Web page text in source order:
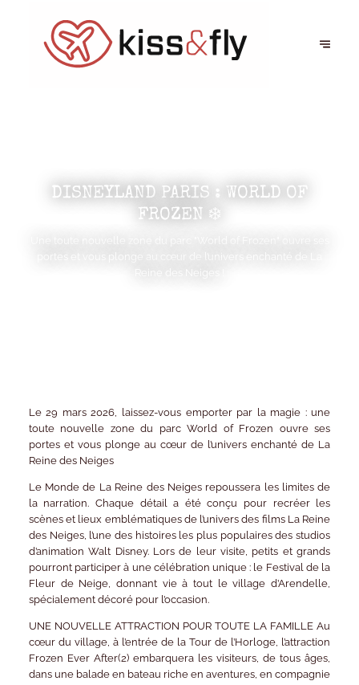
DISNEYLAND PARIS : WORLD OF
FROZEN ❄️
Le 29 mars 2026, laissez-vous emporter par la magie : une
toute nouvelle zone du parc World of Frozen ouvre ses
portes et vous plonge au cœur de l’univers enchanté de La
Reine des Neiges
Le Monde de La Reine des Neiges repoussera les limites de
la narration. Chaque détail a été conçu pour recréer les
scènes et lieux emblématiques de l’univers des films La Reine
des Neiges, l’une des histoires les plus populaires des studios
d’animation Walt Disney. Lors de leur visite, petits et grands
pourront participer à une célébration unique : le Festival de la
Fleur de Neige, donnant vie à tout le village d’Arendelle,
spécialement décoré pour l’occasion.
UNE NOUVELLE ATTRACTION POUR TOUTE LA FAMILLE Au
cœur du village, à l’entrée de la Tour de l’Horloge, l’attraction
Frozen Ever After(2) embarquera les visiteurs, de tous âges,
dans une balade en bateau riche en aventures, en compagnie